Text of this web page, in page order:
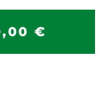
€